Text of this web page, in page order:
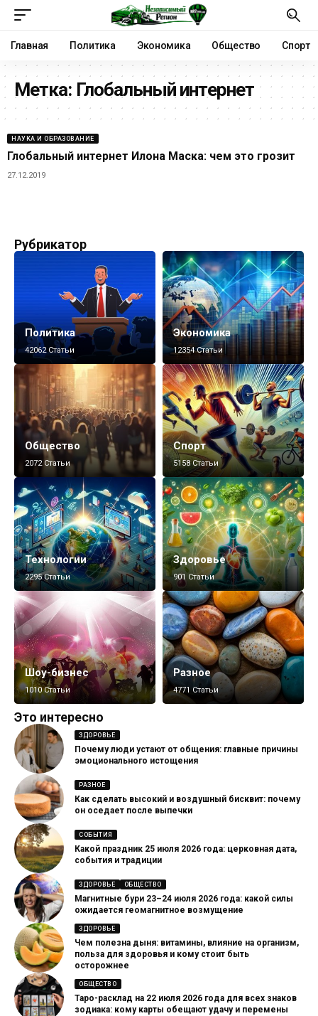
Главная Политика Экономика Общество Спорт
Метка: Глобальный интернет
НАУКА И ОБРАЗОВАНИЕ
Глобальный интернет Илона Маска: чем это грозит
27.12.2019
Рубрикатор
Политика
42062 Статьи
Экономика
12354 Статьи
Общество
2072 Статьи
Спорт
5158 Статьи
Технологии
2295 Статьи
Здоровье
901 Статьи
Шоу-бизнес
1010 Статьи
Разное
4771 Статьи
Это интересно
ЗДОРОВЬЕ
Почему люди устают от общения: главные причины
эмоционального истощения
РАЗНОЕ
Как сделать высокий и воздушный бисквит: почему
он оседает после выпечки
СОБЫТИЯ
Какой праздник 25 июля 2026 года: церковная дата,
события и традиции
ЗДОРОВЬЕ ОБЩЕСТВО
Магнитные бури 23–24 июля 2026 года: какой силы
ожидается геомагнитное возмущение
ЗДОРОВЬЕ
Чем полезна дыня: витамины, влияние на организм,
польза для здоровья и кому стоит быть
осторожнее
ОБЩЕСТВО
Таро-расклад на 22 июля 2026 года для всех знаков
зодиака: кому карты обещают удачу и перемены